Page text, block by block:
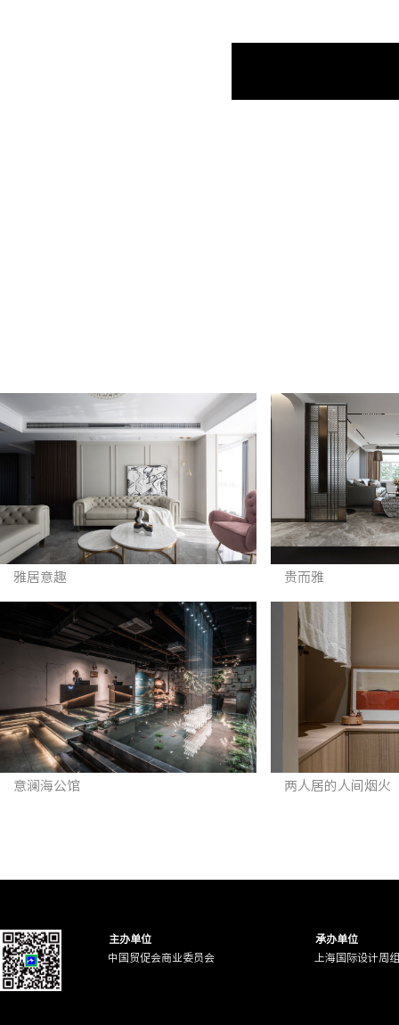
雅居意趣 贵而雅
意澜海公馆 两人居的人间烟火
主办单位
承办单位
中国贸促会商业委员会
上海国际设计周